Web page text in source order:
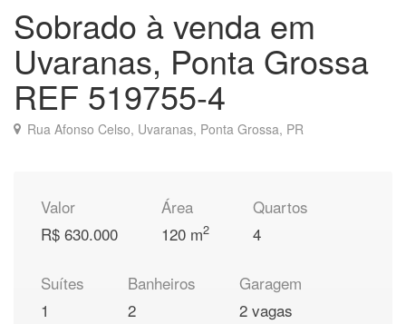
Sobrado à venda em
Uvaranas, Ponta Grossa
REF 519755-4
Rua Afonso Celso, Uvaranas, Ponta Grossa, PR
Valor
R$ 630.000
Área
120 m2
Quartos
4
Suítes
1
Banheiros
2
Garagem
2 vagas